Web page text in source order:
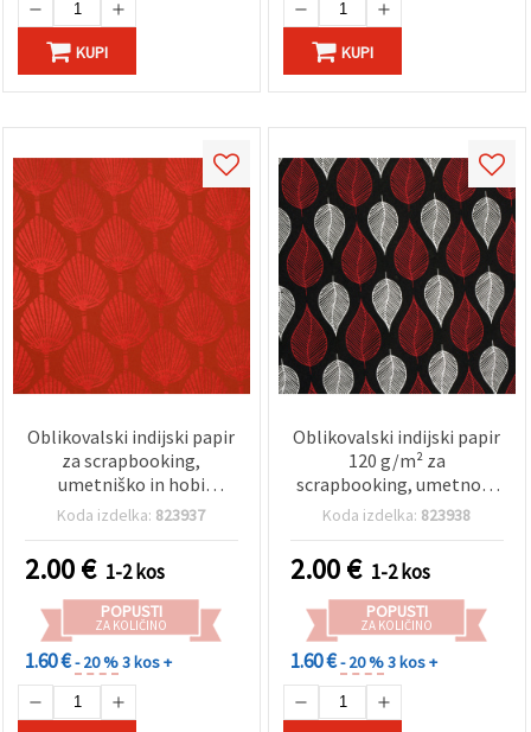
KUPI KUPI
Oblikovalski indijski papir
za scrapbooking,
umetniško in hobi
ustvarjanje, rdeči vzorec,
Koda izdelka: 823937
2.00€ 1-2 kos
POPUSTI
ZA KOLIČINO
1.60 €- 20 %3 kos +
Oblikovalski indijski papir
120 g/m² za
scrapbooking, umetnost
in ročna dela, 56 × 76 cm –
podlagi, HP10
Koda izdelka: 823938
2.00€ 1-2 kos
POPUSTI
ZA KOLIČINO
1.60 €- 20 %3 kos +